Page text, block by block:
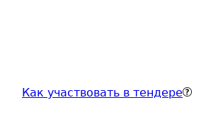
Как участвовать в тендере